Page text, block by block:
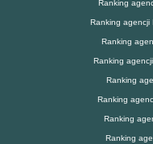
Ranking
Ranking agencji
Ranking
Ranking
Ranking
Ranking
Ranking
Ranking